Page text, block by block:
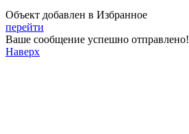
Объект добавлен в Избранное
перейти
Ваше сообщение успешно отправлено!
Наверх